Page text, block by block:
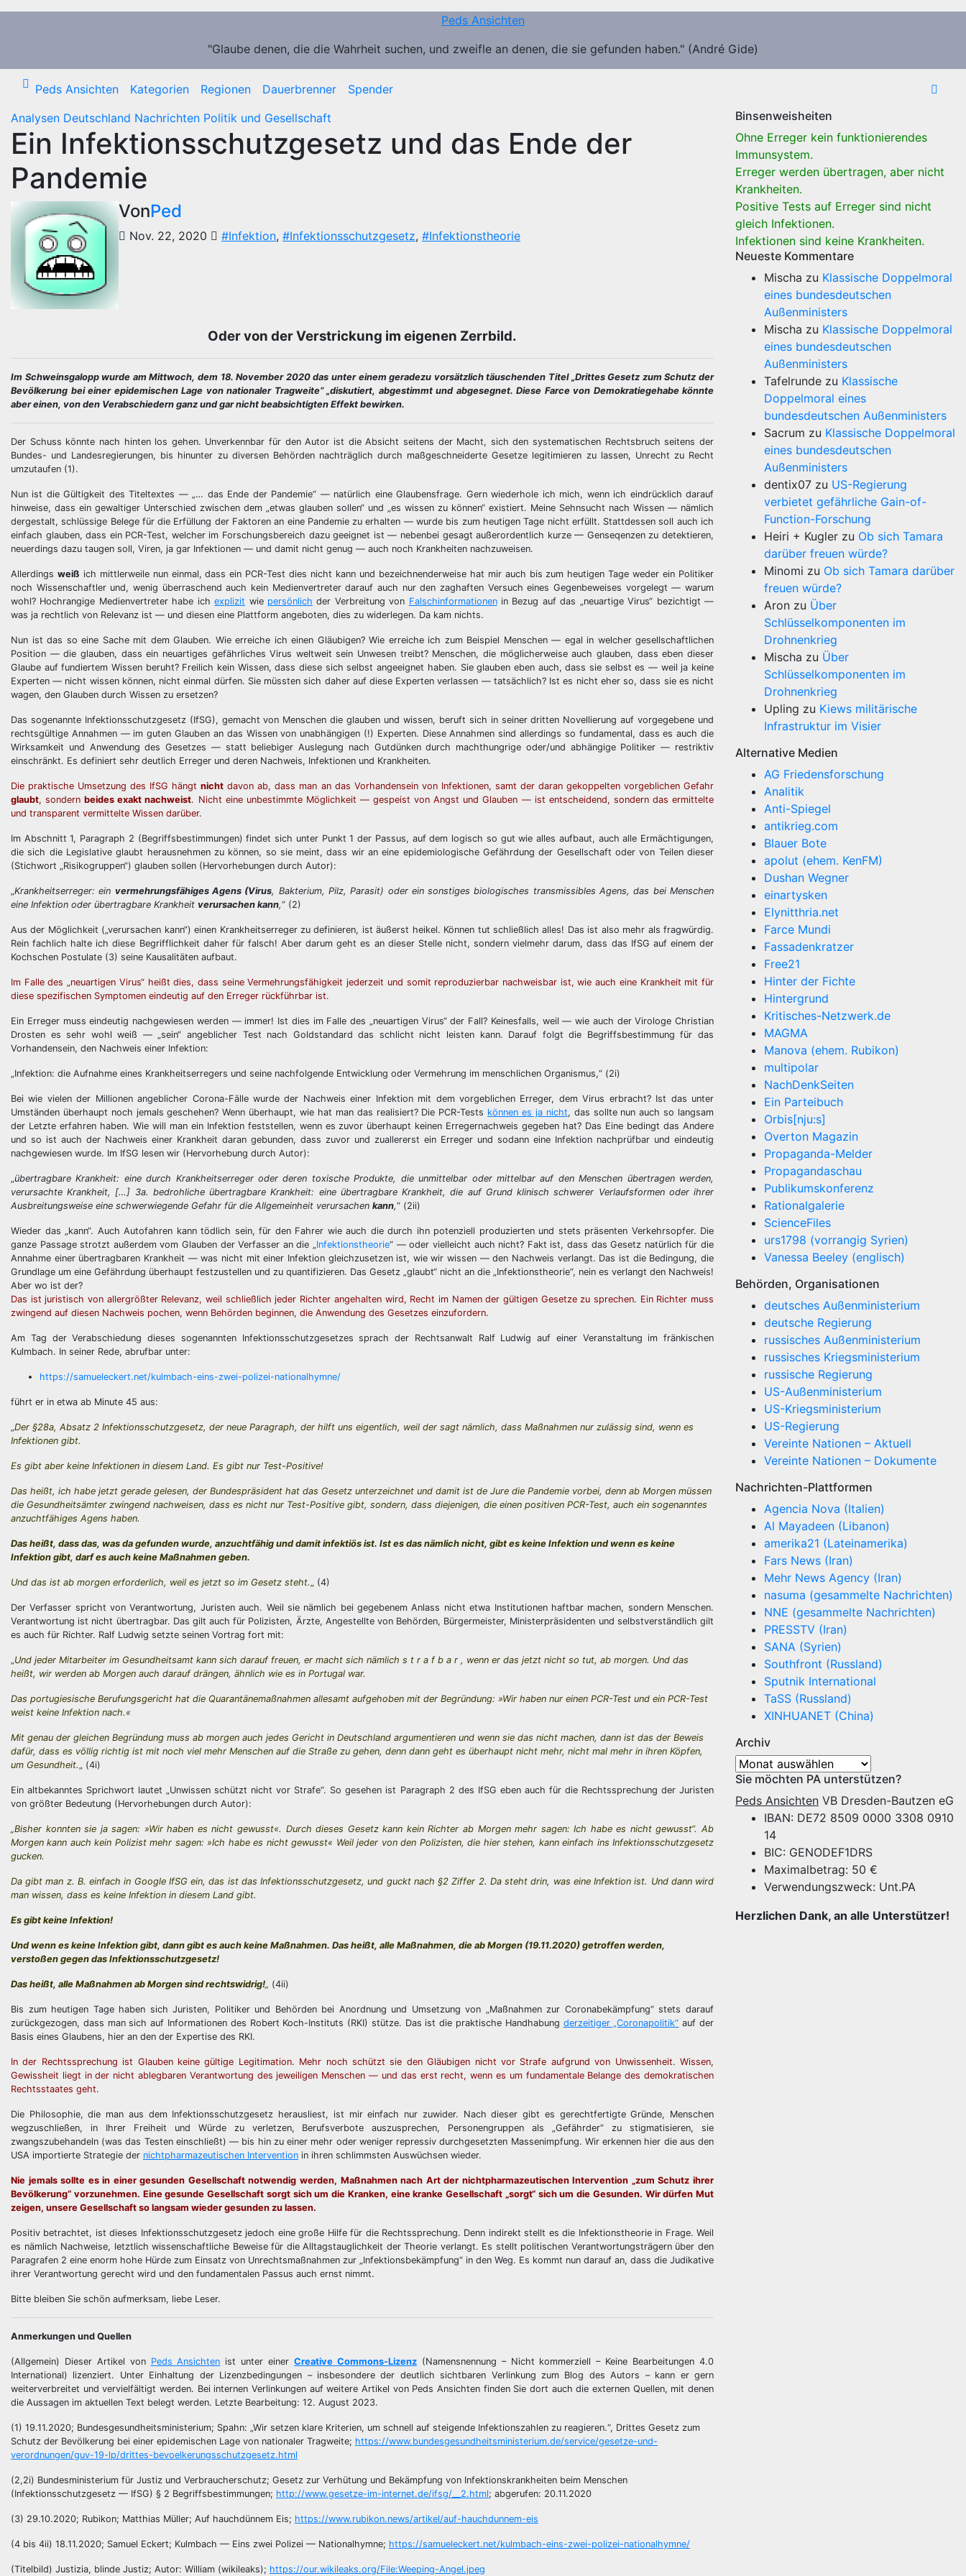
Zum
Peds Ansichten
"Glaube denen, die die Wahrheit suchen, und zweifle an denen, die sie gefunden haben." (André Gide)
Peds Ansichten Kategorien Regionen Dauerbrenner
Spender
Analysen Deutschland Nachrichten Politik und Gesellschaft
Ein Infektionsschutzgesetz und das Ende der
Pandemie
VonPed
Nov. 22, 2020 #Infektion, #Infektionsschutzgesetz, #Infektionstheorie
Oder von der Verstrickung im eigenen Zerrbild.
Im Schweinsgalopp wurde am Mittwoch, dem 18. November 2020 das unter einem geradezu vorsätzlich täuschenden Titel „Drittes Gesetz zum Schutz der
Bevölkerung bei einer epidemischen Lage von nationaler Tragweite“ „diskutiert, abgestimmt und abgesegnet. Diese Farce von Demokratiegehabe könnte
aber einen, von den Verabschiedern ganz und gar nicht beabsichtigten Effekt bewirken.
Der Schuss könnte nach hinten los gehen. Unverkennbar für den Autor ist die Absicht seitens der Macht, sich den systematischen Rechtsbruch seitens der
Bundes- und Landesregierungen, bis hinunter zu diversen Behörden nachträglich durch maßgeschneiderte Gesetze legitimieren zu lassen, Unrecht zu Recht
umzutaufen (1).
Nun ist die Gültigkeit des Titeltextes — „… das Ende der Pandemie“ — natürlich eine Glaubensfrage. Gern wiederhole ich mich, wenn ich eindrücklich darauf
hinweise, dass ein gewaltiger Unterschied zwischen dem „etwas glauben sollen“ und „es wissen zu können“ existiert. Meine Sehnsucht nach Wissen — nämlich
dergestalt, schlüssige Belege für die Erfüllung der Faktoren an eine Pandemie zu erhalten — wurde bis zum heutigen Tage nicht erfüllt. Stattdessen soll auch ich
einfach glauben, dass ein PCR-Test, welcher im Forschungsbereich dazu geeignet ist — nebenbei gesagt außerordentlich kurze — Genseqenzen zu detektieren,
neuerdings dazu taugen soll, Viren, ja gar Infektionen — und damit nicht genug — auch noch Krankheiten nachzuweisen.
Allerdings weiß ich mittlerweile nun einmal, dass ein PCR-Test dies nicht kann und bezeichnenderweise hat mir auch bis zum heutigen Tage weder ein Politiker
noch Wissenschaftler und, wenig überraschend auch kein Medienvertreter darauf auch nur den zaghaften Versuch eines Gegenbeweises vorgelegt — warum
wohl? Hochrangige Medienvertreter habe ichexplizit wie persönlich der Verbreitung von Falschinformationenin Bezug auf das „neuartige Virus“ bezichtigt —
was ja rechtlich von Relevanz ist — und diesen eine Plattform angeboten, dies zu widerlegen. Da kam nichts.
Nun ist das so eine Sache mit dem Glauben. Wie erreiche ich einen Gläubigen? Wie erreiche ich zum Beispiel Menschen — egal in welcher gesellschaftlichen
Position — die glauben, dass ein neuartiges gefährliches Virus weltweit sein Unwesen treibt? Menschen, die möglicherweise auch glauben, dass eben dieser
Glaube auf fundiertem Wissen beruht? Freilich kein Wissen, dass diese sich selbst angeeignet haben. Sie glauben eben auch, dass sie selbst es — weil ja keine
Experten — nicht wissen können, nicht einmal dürfen. Sie müssten sich daher auf diese Experten verlassen — tatsächlich? Ist es nicht eher so, dass sie es nicht
wagen, den Glauben durch Wissen zu ersetzen?
Das sogenannte Infektionsschutzgesetz (IfSG), gemacht von Menschen die glauben und wissen, beruft sich in seiner dritten Novellierung auf vorgegebene und
rechtsgültige Annahmen — im guten Glauben an das Wissen von unabhängigen (!) Experten. Diese Annahmen sind allerdings so fundamental, dass es auch die
Wirksamkeit und Anwendung des Gesetzes — statt beliebiger Auslegung nach Gutdünken durch machthungrige oder/und abhängige Politiker — restriktiv
einschränkt. Es definiert sehr deutlich Erreger und deren Nachweis, Infektionen und Krankheiten.
Die praktische Umsetzung des IfSG hängtnicht davon ab, dass man an das Vorhandensein von Infektionen, samt der daran gekoppelten vorgeblichen Gefahr
glaubt, sondernbeides exakt nachweist. Nicht eine unbestimmte Möglichkeit — gespeist von Angst und Glauben — ist entscheidend, sondern das ermittelte
und transparent vermittelte Wissen darüber.
Im Abschnitt 1, Paragraph 2 (Begriffsbestimmungen) findet sich unter Punkt 1 der Passus, auf dem logisch so gut wie alles aufbaut, auch alle Ermächtigungen,
die sich die Legislative glaubt herausnehmen zu können, so sie meint, dass wir an eine epidemiologische Gefährdung der Gesellschaft oder von Teilen dieser
(Stichwort „Risikogruppen“) glauben sollen (Hervorhebungen durch Autor):
„Krankheitserreger: ein vermehrungsfähiges Agens (Virus, Bakterium, Pilz, Parasit) oder ein sonstiges biologisches transmissibles Agens, das bei Menschen
eine Infektion oder übertragbare Krankheit verursachen kann,“ (2)
Aus der Möglichkeit („verursachen kann“) einen Krankheitserreger zu definieren, ist äußerst heikel. Können tut schließlich alles! Das ist also mehr als fragwürdig.
Rein fachlich halte ich diese Begrifflichkeit daher für falsch! Aber darum geht es an dieser Stelle nicht, sondern vielmehr darum, dass das IfSG auf einem der
Kochschen Postulate (3) seine Kausalitäten aufbaut.
Im Falle des „neuartigen Virus“ heißt dies, dass seine Vermehrungsfähigkeit jederzeit und somit reproduzierbar nachweisbar ist, wie auch eine Krankheit mit für
diese spezifischen Symptomen eindeutig auf den Erreger rückführbar ist.
Ein Erreger muss eindeutig nachgewiesen werden — immer! Ist dies im Falle des „neuartigen Virus“ der Fall? Keinesfalls, weil — wie auch der Virologe Christian
Drosten es sehr wohl weiß — „sein“ angeblicher Test nach Goldstandard das schlicht nicht leisten kann. Darauf folgt die Begriffsbestimmung für das
Vorhandensein, den Nachweis einer Infektion:
„Infektion: die Aufnahme eines Krankheitserregers und seine nachfolgende Entwicklung oder Vermehrung im menschlichen Organismus,“ (2i)
Bei wie vielen der Millionen angeblicher Corona-Fälle wurde der Nachweis einer Infektion mit dem vorgeblichen Erreger, dem Virus erbracht? Ist das unter
Umständen überhaupt noch jemals geschehen? Wenn überhaupt, wie hat man das realisiert? Die PCR-Tests können es ja nicht, das sollte nun auch so langsam
der Letzte erfahren haben. Wie will man ein Infektion feststellen, wenn es zuvor überhaupt keinen Erregernachweis gegeben hat? Das Eine bedingt das Andere
und so ist auch der Nachweis einer Krankheit daran gebunden, dass zuvor und zuallererst ein Erreger und sodann eine Infektion nachprüfbar und eindeutig
nachgewiesen wurde. Im IfSG lesen wir (Hervorhebung durch Autor):
„übertragbare Krankheit: eine durch Krankheitserreger oder deren toxische Produkte, die unmittelbar oder mittelbar auf den Menschen übertragen werden,
verursachte Krankheit, […] 3a. bedrohliche übertragbare Krankheit: eine übertragbare Krankheit, die auf Grund klinisch schwerer Verlaufsformen oder ihrer
Ausbreitungsweise eine schwerwiegende Gefahr für die Allgemeinheit verursachen kann,“ (2ii)
Wieder das „kann“. Auch Autofahren kann tödlich sein, für den Fahrer wie auch die durch ihn potenziell produzierten und stets präsenten Verkehrsopfer. Die
ganze Passage strotzt außerdem vom Glauben der Verfasser an die „Infektionstheorie“ — oder vielleicht auch nicht? Fakt ist, dass das Gesetz natürlich für die
Annahme einer übertragbaren Krankheit — was nicht mit einer Infektion gleichzusetzen ist, wie wir wissen — den Nachweis verlangt. Das ist die Bedingung, die
Grundlage um eine Gefährdung überhaupt festzustellen und zu quantifizieren. Das Gesetz „glaubt“ nicht an die „Infektionstheorie“, nein es verlangt den Nachweis!
Aber wo ist der?
Das ist juristisch von allergrößter Relevanz, weil schließlich jeder Richter angehalten wird, Recht im Namen der gültigen Gesetze zu sprechen. Ein Richter muss
zwingend auf diesen Nachweis pochen, wenn Behörden beginnen, die Anwendung des Gesetzes einzufordern.
Am Tag der Verabschiedung dieses sogenannten Infektionsschutzgesetzes sprach der Rechtsanwalt Ralf Ludwig auf einer Veranstaltung im fränkischen
Kulmbach. In seiner Rede, abrufbar unter:
https://samueleckert.net/kulmbach-eins-zwei-polizei-nationalhymne/
führt er in etwa ab Minute 45 aus:
„Der §28a, Absatz 2 Infektionsschutzgesetz, der neue Paragraph, der hilft uns eigentlich, weil der sagt nämlich, dass Maßnahmen nur zulässig sind, wenn es
Infektionen gibt.
Es gibt aber keine Infektionen in diesem Land. Es gibt nur Test-Positive!
Das heißt, ich habe jetzt gerade gelesen, der Bundespräsident hat das Gesetz unterzeichnet und damit ist de Jure die Pandemie vorbei, denn ab Morgen müssen
die Gesundheitsämter zwingend nachweisen, dass es nicht nur Test-Positive gibt, sondern, dass diejenigen, die einen positiven PCR-Test, auch ein sogenanntes
anzuchtfähiges Agens haben.
Das heißt, dass das, was da gefunden wurde, anzuchtfähig und damit infektiös ist. Ist es das nämlich nicht, gibt es keine Infektion und wenn es keine
Infektion gibt, darf es auch keine Maßnahmen geben.
Und das ist ab morgen erforderlich, weil es jetzt so im Gesetz steht.„ (4)
Der Verfasser spricht von Verantwortung, Juristen auch. Weil sie nämlich bei gegebenem Anlass nicht etwa Institutionen haftbar machen, sondern Menschen.
Verantwortung ist nicht übertragbar. Das gilt auch für Polizisten, Ärzte, Angestellte von Behörden, Bürgermeister, Ministerpräsidenten und selbstverständlich gilt
es auch für Richter. Ralf Ludwig setzte seinen Vortrag fort mit:
„Und jeder Mitarbeiter im Gesundheitsamt kann sich darauf freuen, er macht sich nämlich s t r a f b a r , wenn er das jetzt nicht so tut, ab morgen. Und das
heißt, wir werden ab Morgen auch darauf drängen, ähnlich wie es in Portugal war.
Das portugiesische Berufungsgericht hat die Quarantänemaßnahmen allesamt aufgehoben mit der Begründung: »Wir haben nur einen PCR-Test und ein PCR-Test
weist keine Infektion nach.«
Mit genau der gleichen Begründung muss ab morgen auch jedes Gericht in Deutschland argumentieren und wenn sie das nicht machen, dann ist das der Beweis
dafür, dass es völlig richtig ist mit noch viel mehr Menschen auf die Straße zu gehen, denn dann geht es überhaupt nicht mehr, nicht mal mehr in ihren Köpfen,
um Gesundheit.„ (4i)
Ein altbekanntes Sprichwort lautet „Unwissen schützt nicht vor Strafe“. So gesehen ist Paragraph 2 des IfSG eben auch für die Rechtssprechung der Juristen
von größter Bedeutung (Hervorhebungen durch Autor):
„Bisher konnten sie ja sagen: »Wir haben es nicht gewusst«. Durch dieses Gesetz kann kein Richter ab Morgen mehr sagen: Ich habe es nicht gewusst“. Ab
Morgen kann auch kein Polizist mehr sagen: »Ich habe es nicht gewusst« Weil jeder von den Polizisten, die hier stehen, kann einfach ins Infektionsschutzgesetz
gucken.
Da gibt man z. B. einfach in Google IfSG ein, das ist das Infektionsschutzgesetz, und guckt nach §2 Ziffer 2. Da steht drin, was eine Infektion ist. Und dann wird
man wissen, dass es keine Infektion in diesem Land gibt.
Es gibt keine Infektion!
Und wenn es keine Infektion gibt, dann gibt es auch keine Maßnahmen. Das heißt, alle Maßnahmen, die ab Morgen (19.11.2020) getroffen werden,
verstoßen gegen das Infektionsschutzgesetz!
Das heißt, alle Maßnahmen ab Morgen sind rechtswidrig!„ (4ii)
Bis zum heutigen Tage haben sich Juristen, Politiker und Behörden bei Anordnung und Umsetzung von „Maßnahmen zur Coronabekämpfung“ stets darauf
zurückgezogen, dass man sich auf Informationen des Robert Koch-Instituts (RKI) stütze. Das ist die praktische Handhabung derzeitiger „Coronapolitik“ auf der
Basis eines Glaubens, hier an den der Expertise des RKI.
In der Rechtssprechung ist Glauben keine gültige Legitimation. Mehr noch schützt sie den Gläubigen nicht vor Strafe aufgrund von Unwissenheit. Wissen,
Gewissheit liegt in der nicht ablegbaren Verantwortung des jeweiligen Menschen — und das erst recht, wenn es um fundamentale Belange des demokratischen
Rechtsstaates geht.
Die Philosophie, die man aus dem Infektionsschutzgesetz herausliest, ist mir einfach nur zuwider. Nach dieser gibt es gerechtfertigte Gründe, Menschen
wegzuschließen, in Ihrer Freiheit und Würde zu verletzen, Berufsverbote auszusprechen, Personengruppen als „Gefährder“ zu stigmatisieren, sie
zwangszubehandeln (was das Testen einschließt) — bis hin zu einer mehr oder weniger repressiv durchgesetzten Massenimpfung. Wir erkennen hier die aus den
USA importierte Strategie der nichtpharmazeutischen Intervention in ihren schlimmsten Auswüchsen wieder.
Nie jemals sollte es in einer gesunden Gesellschaft notwendig werden, Maßnahmen nach Art der nichtpharmazeutischen Intervention „zum Schutz ihrer
Bevölkerung“ vorzunehmen. Eine gesunde Gesellschaft sorgt sich um die Kranken, eine kranke Gesellschaft „sorgt“ sich um die Gesunden. Wir dürfen Mut
zeigen, unsere Gesellschaft so langsam wieder gesunden zu lassen.
Positiv betrachtet, ist dieses Infektionsschutzgesetz jedoch eine große Hilfe für die Rechtssprechung. Denn indirekt stellt es die Infektionstheorie in Frage. Weil
es nämlich Nachweise, letztlich wissenschaftliche Beweise für die Alltagstauglichkeit der Theorie verlangt. Es stellt politischen Verantwortungsträgern über den
Paragrafen 2 eine enorm hohe Hürde zum Einsatz von Unrechtsmaßnahmen zur „Infektionsbekämpfung“ in den Weg. Es kommt nun darauf an, dass die Judikative
ihrer Verantwortung gerecht wird und den fundamentalen Passus auch ernst nimmt.
Bitte bleiben Sie schön aufmerksam, liebe Leser.
Anmerkungen und Quellen
(Allgemein) Dieser Artikel von Peds Ansichten ist unter einerCreative Commons-Lizenz(Namensnennung – Nicht kommerziell – Keine Bearbeitungen 4.0
International) lizenziert. Unter Einhaltung der Lizenzbedingungen – insbesondere der deutlich sichtbaren Verlinkung zum Blog des Autors – kann er gern
weiterverbreitet und vervielfältigt werden. Bei internen Verlinkungen auf weitere Artikel von Peds Ansichten finden Sie dort auch die externen Quellen, mit denen
die Aussagen im aktuellen Text belegt werden. Letzte Bearbeitung: 12. August 2023.
(1) 19.11.2020; Bundesgesundheitsministerium; Spahn: „Wir setzen klare Kriterien, um schnell auf steigende Infektionszahlen zu reagieren.“, Drittes Gesetz zum
Schutz der Bevölkerung bei einer epidemischen Lage von nationaler Tragweite; https://www.bundesgesundheitsministerium.de/service/gesetze-und-
verordnungen/guv-19-lp/drittes-bevoelkerungsschutzgesetz.html
(2,2i) Bundesministerium für Justiz und Verbraucherschutz; Gesetz zur Verhütung und Bekämpfung von Infektionskrankheiten beim Menschen
(Infektionsschutzgesetz — IfSG) § 2 Begriffsbestimmungen; http://www.gesetze-im-internet.de/ifsg/__2.html; abgerufen: 20.11.2020
(3) 29.10.2020; Rubikon; Matthias Müller; Auf hauchdünnem Eis; https://www.rubikon.news/artikel/auf-hauchdunnem-eis
(4 bis 4ii) 18.11.2020; Samuel Eckert; Kulmbach — Eins zwei Polizei — Nationalhymne; https://samueleckert.net/kulmbach-eins-zwei-polizei-nationalhymne/
(Titelbild) Justizia, blinde Justiz; Autor: William (wikileaks); https://our.wikileaks.org/File:Weeping-Angel.jpeg
Binsenweisheiten
Ohne Erreger kein funktionierendes
Immunsystem.
Erreger werden übertragen, aber nicht
Krankheiten.
Positive Tests auf Erreger sind nicht
gleich Infektionen.
Infektionen sind keine Krankheiten.
Neueste Kommentare
Mischa zu Klassische Doppelmoral
eines bundesdeutschen
Außenministers
Mischa zu Klassische Doppelmoral
eines bundesdeutschen
Außenministers
Tafelrunde zu Klassische
Doppelmoral eines
bundesdeutschen Außenministers
Sacrum zu Klassische Doppelmoral
eines bundesdeutschen
Außenministers
dentix07 zu US-Regierung
verbietet gefährliche Gain-of-
Function-Forschung
Heiri + Kugler zu Ob sich Tamara
darüber freuen würde?
Minomi zu Ob sich Tamara darüber
freuen würde?
Aron zu Über
Schlüsselkomponenten im
Drohnenkrieg
Mischa zu Über
Schlüsselkomponenten im
Drohnenkrieg
Upling zu Kiews militärische
Infrastruktur im Visier
Alternative Medien
AG Friedensforschung
Analitik
Anti-Spiegel
antikrieg.com
Blauer Bote
apolut (ehem. KenFM)
Dushan Wegner
einartysken
Elynitthria.net
Farce Mundi
Fassadenkratzer
Free21
Hinter der Fichte
Hintergrund
Kritisches-Netzwerk.de
MAGMA
Manova (ehem. Rubikon)
multipolar
NachDenkSeiten
Ein Parteibuch
Orbis[nju:s]
Overton Magazin
Propaganda-Melder
Propagandaschau
Publikumskonferenz
Rationalgalerie
ScienceFiles
urs1798 (vorrangig Syrien)
Vanessa Beeley (englisch)
Behörden, Organisationen
deutsches Außenministerium
deutsche Regierung
russisches Außenministerium
russisches Kriegsministerium
russische Regierung
US-Außenministerium
US-Kriegsministerium
US-Regierung
Vereinte Nationen – Aktuell
Vereinte Nationen – Dokumente
Nachrichten-Plattformen
Agencia Nova (Italien)
Al Mayadeen (Libanon)
amerika21 (Lateinamerika)
Fars News (Iran)
Mehr News Agency (Iran)
nasuma (gesammelte Nachrichten)
NNE (gesammelte Nachrichten)
PRESSTV (Iran)
SANA (Syrien)
Southfront (Russland)
Sputnik International
TaSS (Russland)
XINHUANET (China)
Archiv
Archiv
Sie möchten PA unterstützen?
Peds Ansichten VB Dresden-Bautzen eG
IBAN: DE72 8509 0000 3308 0910
14
BIC: GENODEF1DRS
Maximalbetrag: 50 €
Verwendungszweck: Unt.PA
Herzlichen Dank, an alle Unterstützer!